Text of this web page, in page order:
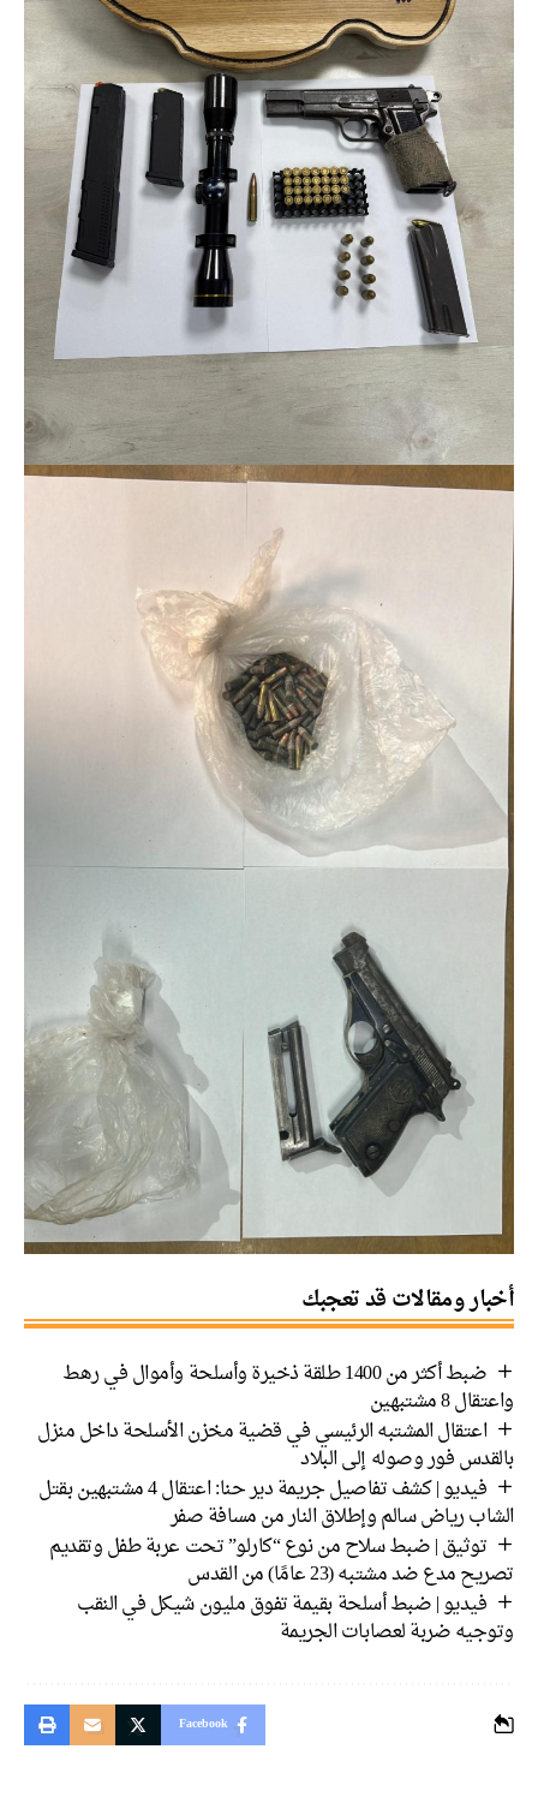
أخبار ومقالات قد تعجبك
ضبط أكثر من 1400 طلقة ذخيرة وأسلحة وأموال في رهط
واعتقال 8 مشتبهين
اعتقال المشتبه الرئيسي في قضية مخزن الأسلحة داخل منزل
بالقدس فور وصوله إلى البلاد
فيديو | كشف تفاصيل جريمة دير حنا: اعتقال 4 مشتبهين بقتل
الشاب رياض سالم وإطلاق النار من مسافة صفر
توثيق | ضبط سلاح من نوع “كارلو” تحت عربة طفل وتقديم
تصريح مدع ضد مشتبه (23 عامًا) من القدس
فيديو | ضبط أسلحة بقيمة تفوق مليون شيكل في النقب
وتوجيه ضربة لعصابات الجريمة
Facebook